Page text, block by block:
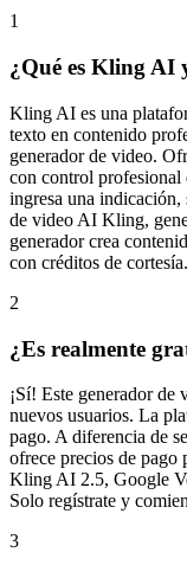
1
¿Qué es Kling AI
Kling AI es una
texto en contenido
generador de video.
con control profesional
ingresa una
de video AI Kling,
generador crea
con créditos de cortesía.
2
¿Es realmente
¡Sí! Este generador de
nuevos usuarios. La
pago. A diferencia de
ofrece precios de pago
Kling AI 2.5, Google
Solo regístrate y
3